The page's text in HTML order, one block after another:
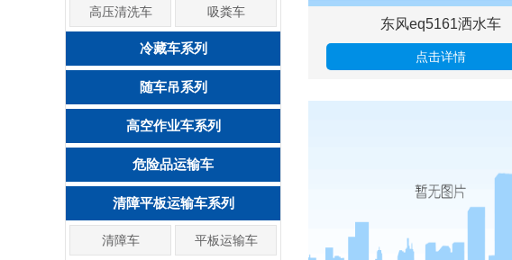
高压清洗车 吸粪车
冷藏车系列
随车吊系列
高空作业车系列
危险品运输车
清障平板运输车系列
清障车 平板运输车
东风eq5161洒水车
点击详情